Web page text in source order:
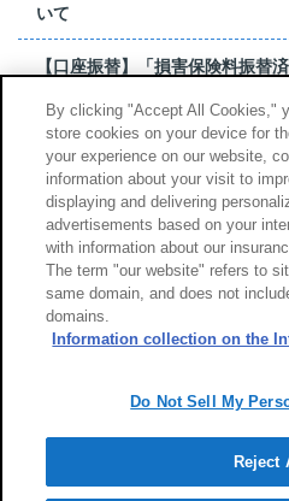
いて
【口座振替】「損害保険料振替
【お詫び】超保険のよくあるご
もっと
サイトのご利用につ
Copyright (c) Tokio Marine &
By clicking "Accept All Cookies,"
store cookies on your device for
your experience on our website,
information about your visit to
displaying and delivering
advertisements based on your
with information about our
The term "our website" refers to
same domain, and does not
domains.
Information collection on the
Do Not Sell My
Reject